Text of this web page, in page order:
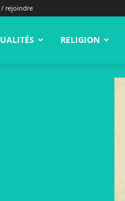
/ rejoindre
RELIGION